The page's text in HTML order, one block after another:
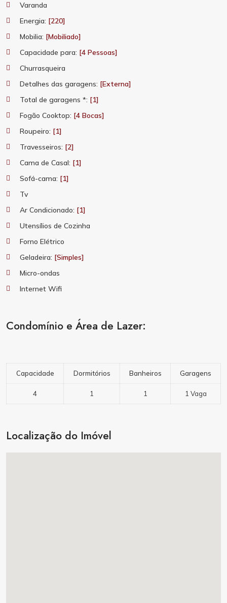
Varanda
Energia: [220]
Mobilia: [Mobiliado]
Capacidade para: [4 Pessoas]
Churrasqueira
Detalhes das garagens: [Externa]
Total de garagens *: [1]
Fogão Cooktop: [4 Bocas]
Roupeiro: [1]
Travesseiros: [2]
Cama de Casal: [1]
Sofá-cama: [1]
Tv
Ar Condicionado: [1]
Utensílios de Cozinha
Forno Elétrico
Geladeira: [Simples]
Micro-ondas
Internet Wifi
Condomínio e Área de Lazer:
Capacidade Dormitórios Banheiros Garagens
4 1 1 1 Vaga
Localização do Imóvel